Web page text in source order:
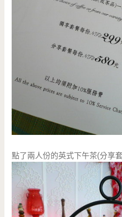
點了兩人份的英式下午茶(分享